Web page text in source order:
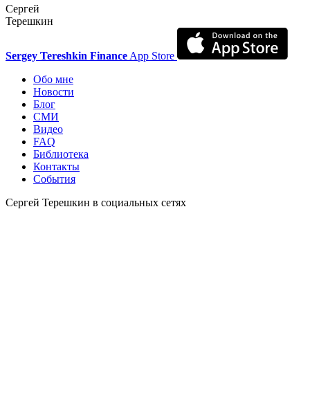
Сергей
Терешкин
Sergey Tereshkin Finance App Store
Обо мне
Новости
Блог
СМИ
Видео
FAQ
Библиотека
Контакты
События
Сергей Терешкин в социальных сетях